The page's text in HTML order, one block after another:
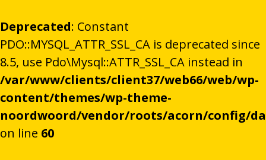
Deprecated: Constant
PDO::MYSQL_ATTR_SSL_CA is deprecated since
8.5, use Pdo\Mysql::ATTR_SSL_CA instead in
/var/www/clients/client37/web66/web/wp-
content/themes/wp-theme-
noordwoord/vendor/roots/acorn/config/
on line 60